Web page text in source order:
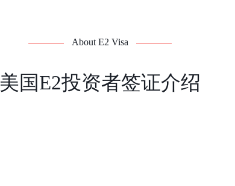
About E2 Visa
美国E2投资者签证介绍